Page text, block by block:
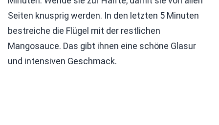
Seiten knusprig werden. In den letzten 5 Minuten
bestreiche die Flügel mit der restlichen
Mangosauce. Das gibt ihnen eine schöne Glasur
und intensiven Geschmack.